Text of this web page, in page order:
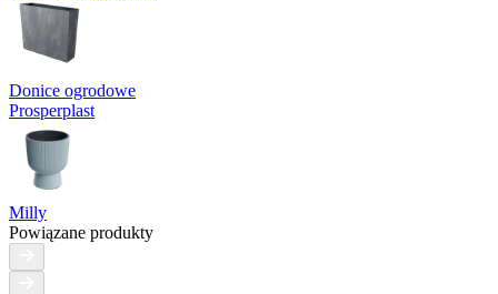
Donice ogrodowe
Prosperplast
Milly
Powiązane produkty